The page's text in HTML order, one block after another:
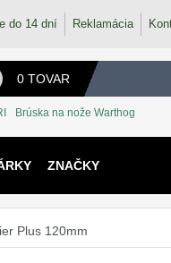
do 14 dní Reklamácia
0 TOVAR
Brúska na nože Warthog
ZNAČKY
Plus 120mm